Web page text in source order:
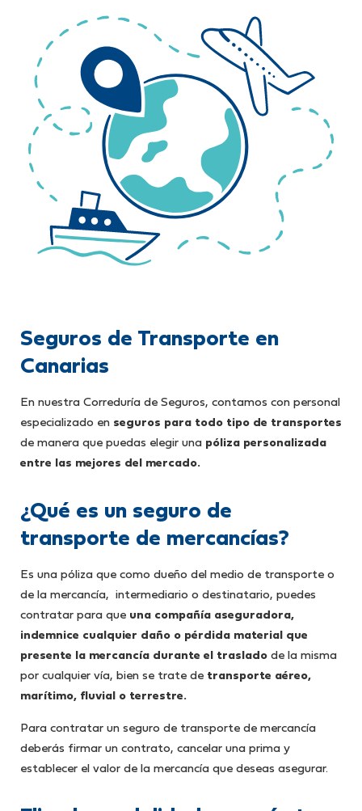
Seguros de Transporte en
Canarias
En nuestra Correduría de Seguros, contamos con personal
especializado en seguros para todo tipo de transportes
de manera que puedas elegir una póliza personalizada
entre las mejores del mercado.
¿Qué es un seguro de
transporte de mercancías?
Es una póliza que como dueño del medio de transporte o
de la mercancía, intermediario o destinatario, puedes
contratar para que una compañía aseguradora,
indemnice cualquier daño o pérdida material que
presente la mercancía durante el traslado de la misma
por cualquier vía, bien se trate de transporte aéreo,
marítimo, fluvial o terrestre.
Para contratar un seguro de transporte de mercancía
deberás firmar un contrato, cancelar una prima y
establecer el valor de la mercancía que deseas asegurar.